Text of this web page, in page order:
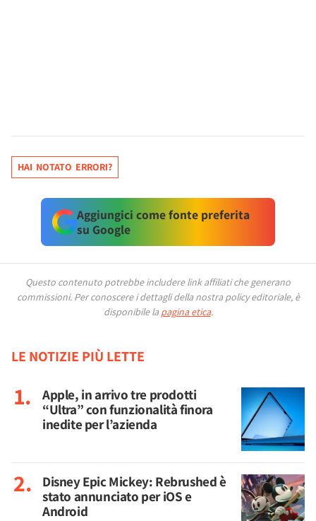
HAI NOTATO ERRORI?
Aggiungici come fonte preferita
su Google
Questo contenuto potrebbe includere link affiliati che generano
commissioni. Per conoscere i dettagli della nostra policy editoriale, è
disponibile la pagina etica.
LE NOTIZIE PIÙ LETTE
Apple, in arrivo tre prodotti
“Ultra” con funzionalità finora
inedite per l’azienda
Disney Epic Mickey: Rebrushed è
stato annunciato per iOS e
Android